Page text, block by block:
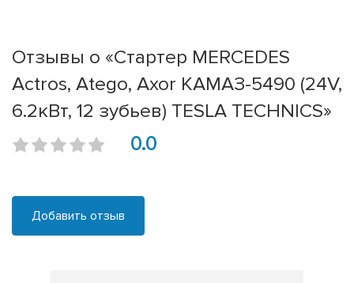
Отзывы о «Стартер MERCEDES
Actros, Atego, Axor КАМАЗ-5490 (24V,
6.2кВт, 12 зубьев) TESLA TECHNICS»
0.0
Добавить отзыв